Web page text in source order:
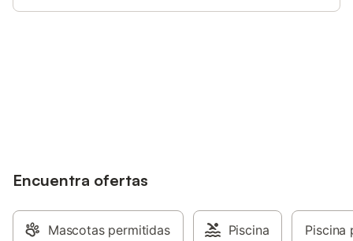
Encuentra ofertas
Mascotas permitidas Piscina Piscina